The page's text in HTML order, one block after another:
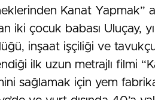
Kanat Yapmak”
iki çocuk babası Uluçay,
inşaat işçiliği ve
ilk uzun metrajlı filmi
sağlamak için yem